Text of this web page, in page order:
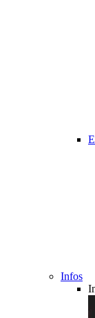
Infos